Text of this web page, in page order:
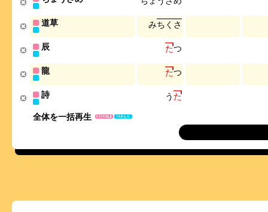
全体を一括再生
道草 みち く さ
辰 たつ
龍 たつ
詩 う た